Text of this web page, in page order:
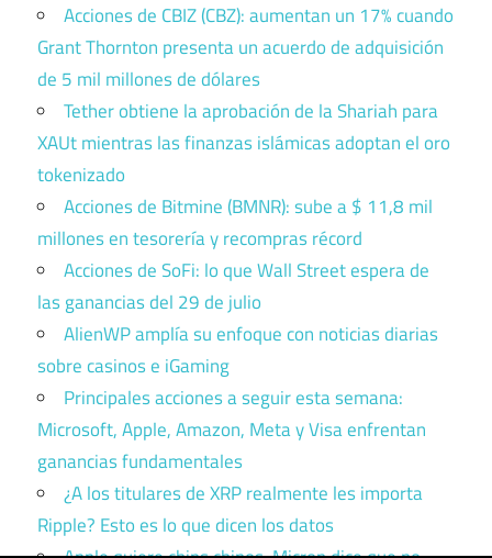
Acciones de CBIZ (CBZ): aumentan un 17% cuando
Grant Thornton presenta un acuerdo de adquisición
de 5 mil millones de dólares
Tether obtiene la aprobación de la Shariah para
XAUt mientras las finanzas islámicas adoptan el oro
tokenizado
Acciones de Bitmine (BMNR): sube a $ 11,8 mil
millones en tesorería y recompras récord
Acciones de SoFi: lo que Wall Street espera de
las ganancias del 29 de julio
AlienWP amplía su enfoque con noticias diarias
sobre casinos e iGaming
Principales acciones a seguir esta semana:
Microsoft, Apple, Amazon, Meta y Visa enfrentan
ganancias fundamentales
¿A los titulares de XRP realmente les importa
Ripple? Esto es lo que dicen los datos